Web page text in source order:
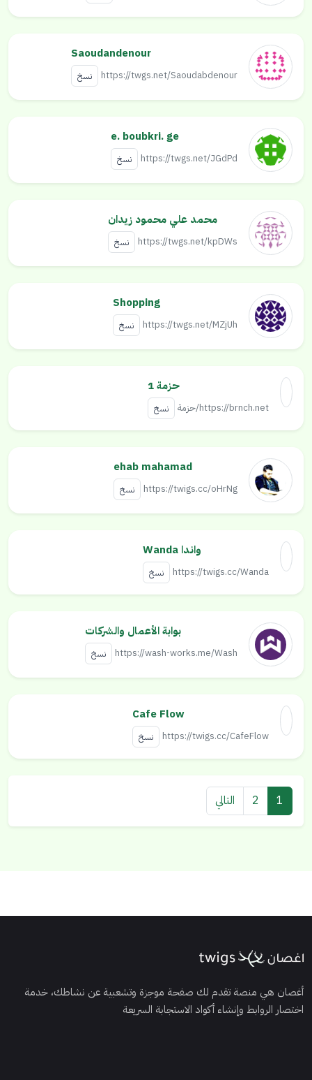
Saoudandenour
https://twgs.net/Saoudabdenour نسخ
e. boubkri. ge
https://twgs.net/JGdPd نسخ
محمد علي محمود زيدان
https://twgs.net/kpDWs نسخ
Shopping
https://twgs.net/MZjUh نسخ
حزمة 1
https://brnch.net/حزمة نسخ
ehab mahamad
https://twigs.cc/oHrNg نسخ
واندا Wanda
https://twigs.cc/Wanda نسخ
بوابة الأعمال والشركات
https://wash-works.me/Wash نسخ
Cafe Flow
https://twigs.cc/CafeFlow نسخ
1
2 التالي
أغصان هي منصة تقدم لك صفحة موجزة وتشعبية عن نشاطك، خدمة
اختصار الروابط وإنشاء أكواد الاستجابة السريعة